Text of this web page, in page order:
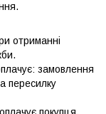
отриманні
замовлення
пересилку